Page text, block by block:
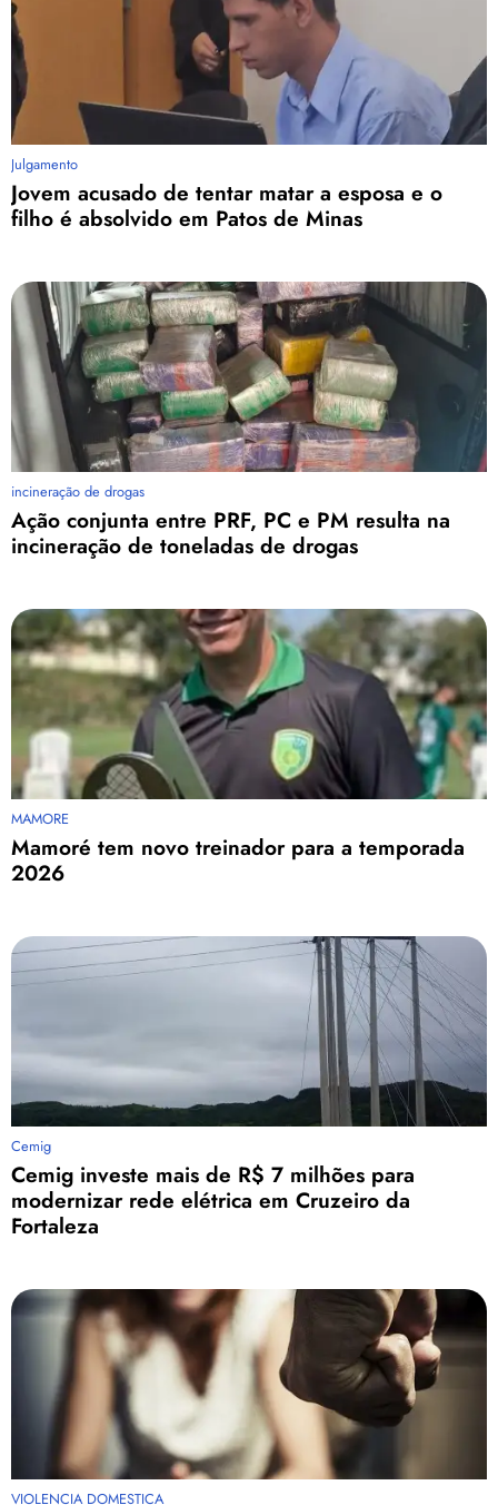
Julgamento
Jovem acusado de tentar matar a esposa e o
filho é absolvido em Patos de Minas
incineração de drogas
Ação conjunta entre PRF, PC e PM resulta na
incineração de toneladas de drogas
MAMORE
Mamoré tem novo treinador para a temporada
2026
Cemig
Cemig investe mais de R$ 7 milhões para
modernizar rede elétrica em Cruzeiro da
Fortaleza
VIOLENCIA DOMESTICA